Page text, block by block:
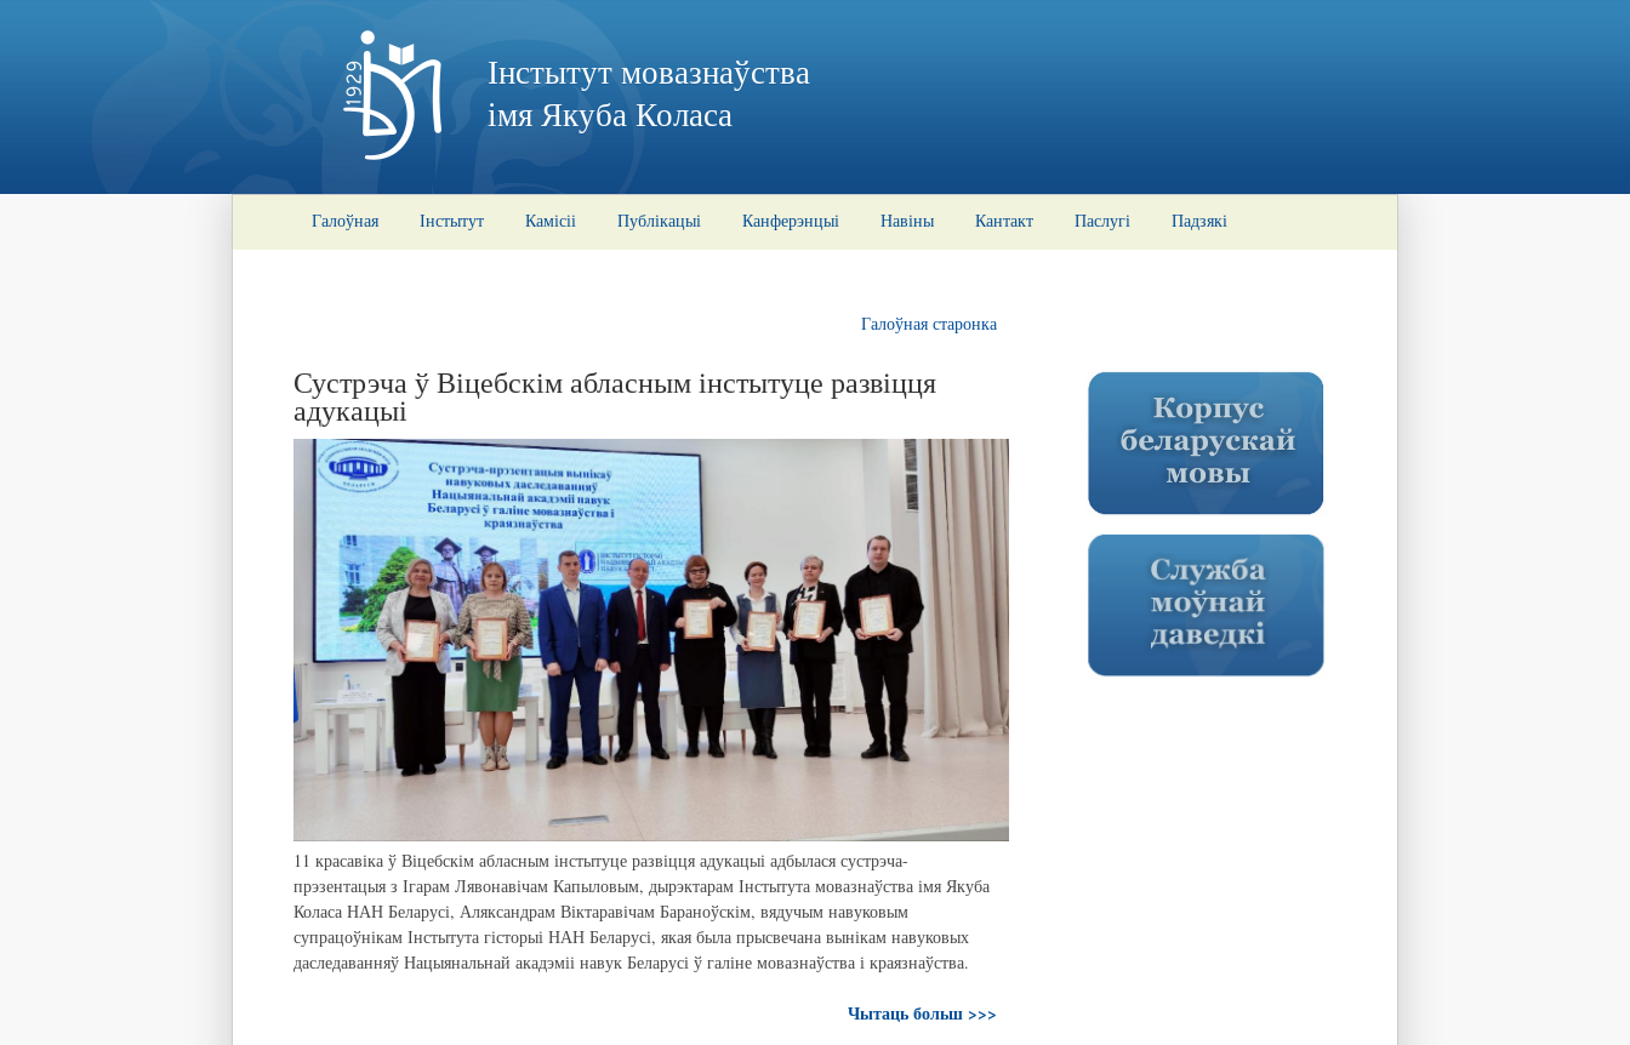
Інстытут мовазнаўства
імя Якуба Коласа
Галоўная Інстытут Камісіі Публікацыі Канферэнцыі Навіны Кантакт Паслугі Падзякі
Галоўная старонка
Сустрэча ў Віцебскім абласным інстытуце развіцця
адукацыі
11 красавіка ў Віцебскім абласным інстытуце развіцця адукацыі адбылася сустрэча-
прэзентацыя з Ігарам Лявонавічам Капыловым, дырэктарам Інстытута мовазнаўства імя Якуба
Коласа НАН Беларусі, Аляксандрам Віктаравічам Бараноўскім, вядучым навуковым
супрацоўнікам Інстытута гісторыі НАН Беларусі, якая была прысвечана вынікам навуковых
даследаванняў Нацыянальнай акадэміі навук Беларусі ў галіне мовазнаўства і краязнаўства.
Чытаць больш >>>